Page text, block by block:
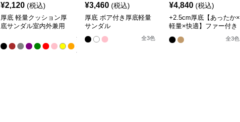
¥2,120 (税込)
厚底 軽量クッション厚
底サンダル室内外兼用
全
色
¥3,460 (税込)
厚底 ボア付き厚底軽量
サンダル
全3色
¥4,840 (税込)
+2.5cm厚底【あったか×
軽量×快適】ファー付き
全3色